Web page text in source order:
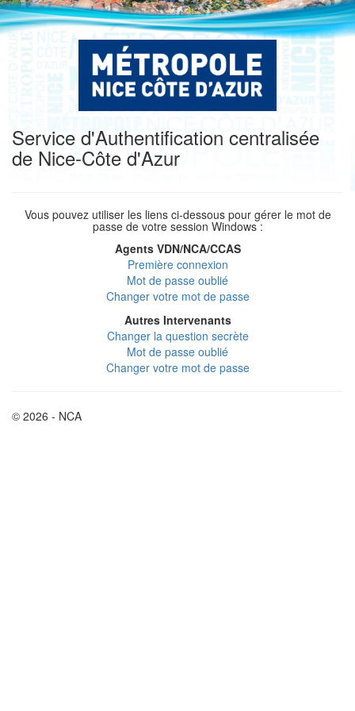
Service d'Authentification centralisée
de Nice-Côte d'Azur
Vous pouvez utiliser les liens ci-dessous pour gérer le mot de
passe de votre session Windows :
Agents VDN/NCA/CCAS
Première connexion
Mot de passe oublié
Changer votre mot de passe
Autres Intervenants
Changer la question secrète
Mot de passe oublié
Changer votre mot de passe
© 2026 - NCA